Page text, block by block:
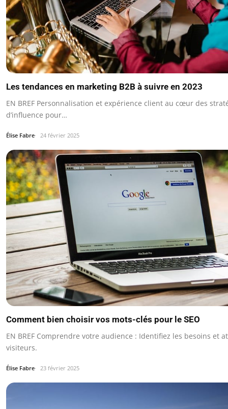
Les tendances en marketing B2B à suivre en 2023
EN BREF Personnalisation et expérience client au cœur des
d’influence pour…
Élise Fabre 24 février 2025
Comment bien choisir vos mots-clés pour le SEO
EN BREF Comprendre votre audience : Identifiez les besoins et
visiteurs.
Élise Fabre 23 février 2025